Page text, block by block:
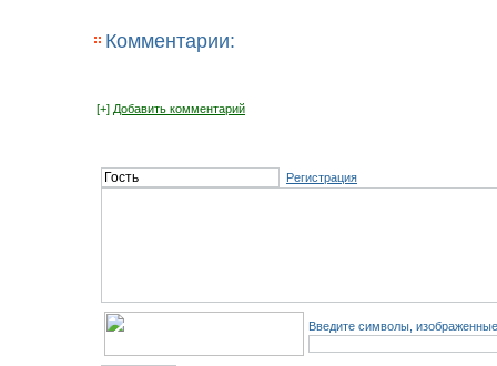
Комментарии:
[+] Добавить комментарий
Регистрация
Введите символы,